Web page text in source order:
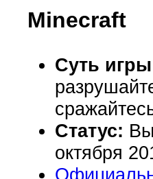
Minecraft
Суть
Статус:
октября